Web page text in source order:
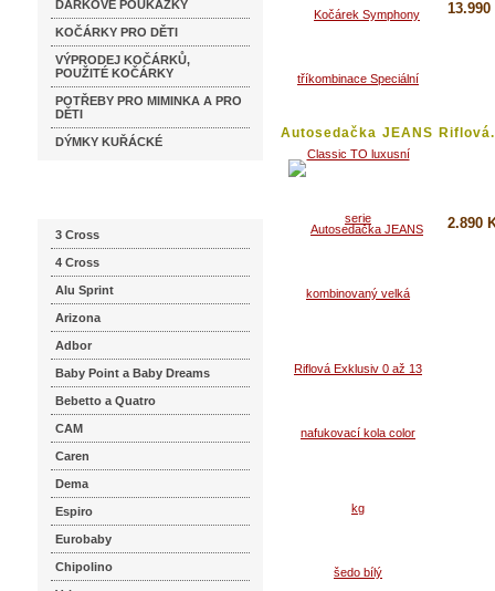
DÁRKOVÉ POUKÁZKY
KOČÁRKY PRO DĚTI
VÝPRODEJ KOČÁRKŮ,
POUŽITÉ KOČÁRKY
POTŘEBY PRO MIMINKA A PRO
DĚTI
DÝMKY KUŘÁCKÉ
3 Cross
4 Cross
Alu Sprint
Arizona
Adbor
Baby Point a Baby Dreams
Bebetto a Quatro
CAM
Caren
Dema
Espiro
Eurobaby
Chipolino
13.990
Autosedačka JEANS
2.890